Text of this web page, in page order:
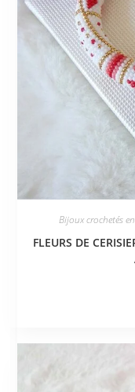
Bijoux crochetés
FLEURS DE